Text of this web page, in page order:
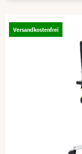
Versandkostenfrei